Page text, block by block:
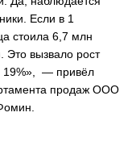
Если в 1
стоила 6,7 млн
Это вызвало рост
19%», — привёл
продаж ООО